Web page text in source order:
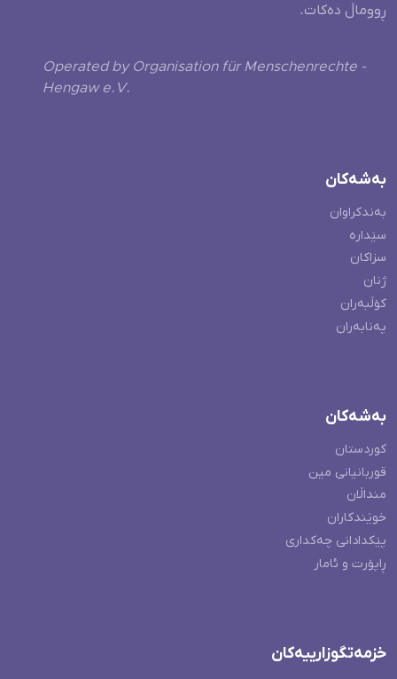
ڕووماڵ دەکات.
Operated by Organisation für Menschenrechte -
Hengaw e.V.
بەشەکان
بەندکراوان
سێدارە
سزاکان
ژنان
کۆڵبەران
پەنابەران
بەشەکان
کوردستان
قوربانیانی مین
منداڵان
خوێندکاران
پێکدادانی چەکداری
ڕاپۆرت و ئامار
خزمەتگوزارییەکان